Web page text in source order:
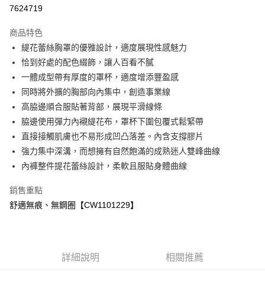
Apple Pay
ATM付款
運送方式
免運費
付款後全家取貨
免運費
7-11付款取貨
免運費
7624719
商品特色
緹花蕾絲胸罩的優雅設計，適度展現性感魅力
恰到好處的配色綴飾，讓人百看不膩
一體成型帶有厚度的罩杯，適度增添豐盈感
同時將外擴的胸部向內集中，創造事業線
高脇邊順合服貼著背部，展現平滑線條
脇邊使用彈力內襯緹花布，罩杯下圍包覆式鬆緊帶
直接接觸肌膚也不易形成凹凸落差。內含支撐膠片
強力集中深溝，而想擁有自然飽滿的成熟迷人雙峰曲線
內褲整件提花蕾絲設計，柔軟且服貼身體曲線
銷售重點
舒適無痕、無鋼圈【CW1101229】
詳細說明 相關推薦